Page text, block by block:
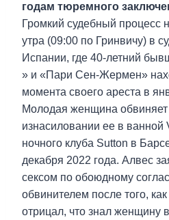
годам тюремного
Громкий судебный процесс
утра (09:00 по Гринвичу) в
Испании, где 40-летний
» и «Пари Сен-Жермен»
момента своего ареста в
Молодая женщина
изнасиловании ее в ванной
ночного клуба Sutton в
декабря 2022 года. Алвес
сексом по обоюдному
обвинителем после того,
отрицал, что знал женщину